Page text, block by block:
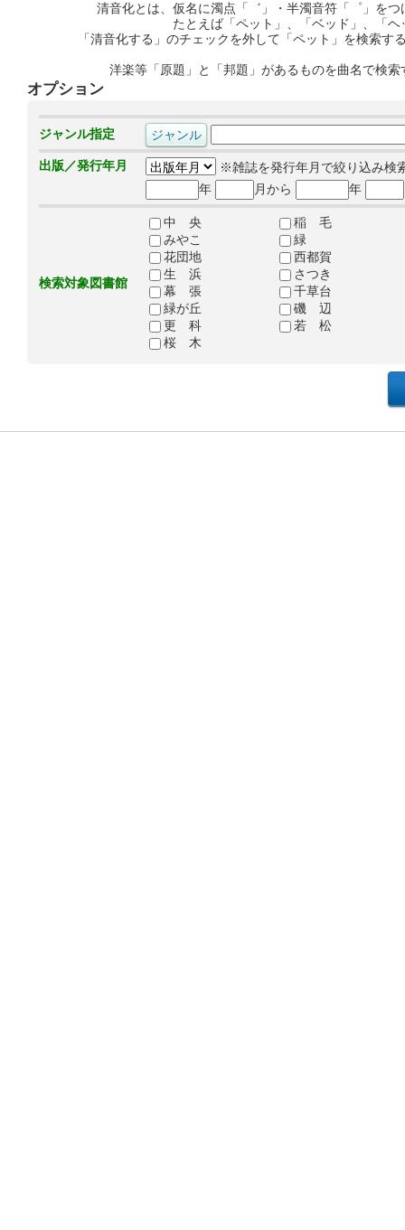
清音化とは、仮名に濁点「゛」・半濁音符「゜」を
たとえば「ペット」、「ベッド」、「
「清音化する」のチェックを外して「ペット」を検索
洋楽等「原題」と「邦題」があるものを曲名で検
オプション
ジャンル指定
出版／発行年月
※雑誌を発行年月で絞り込み検
年
月から 年
検索対象図書館
中 央
稲 毛
みやこ
緑
花団地
西都賀
生 浜
さつき
幕 張
千草台
緑が丘
磯 辺
更 科
若 松
桜 木